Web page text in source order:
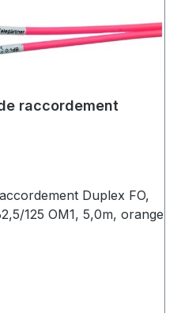
raccordement
Duplex FO,
125 OM1, 5,0m, orange